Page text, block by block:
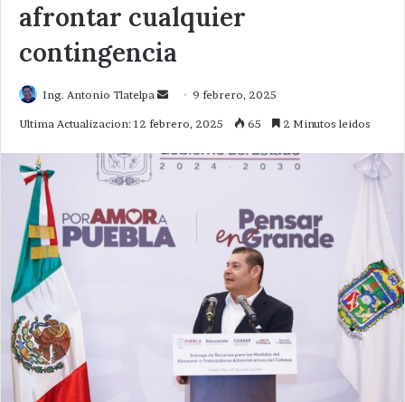
afrontar cualquier
contingencia
Ing. Antonio Tlatelpa
Send9 febrero, 2025
Ultima Actualizacion: 12 febrero, 2025 65 2 Minutos leidos